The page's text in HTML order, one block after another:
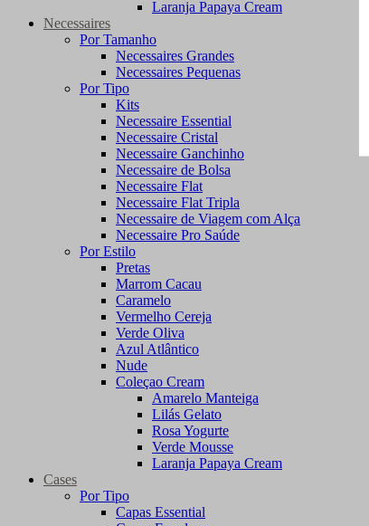
Laranja Papaya Cream
Necessaires
Por Tamanho
Necessaires Grandes
Necessaires Pequenas
Por Tipo
Kits
Necessaire Essential
Necessaire Cristal
Necessaire Ganchinho
Necessaire de Bolsa
Necessaire Flat
Necessaire Flat Tripla
Necessaire de Viagem com Alça
Necessaire Pro Saúde
Por Estilo
Pretas
Marrom Cacau
Caramelo
Vermelho Cereja
Verde Oliva
Azul Atlântico
Nude
Coleçao Cream
Amarelo Manteiga
Lilás Gelato
Rosa Yogurte
Verde Mousse
Laranja Papaya Cream
Cases
Por Tipo
Capas Essential